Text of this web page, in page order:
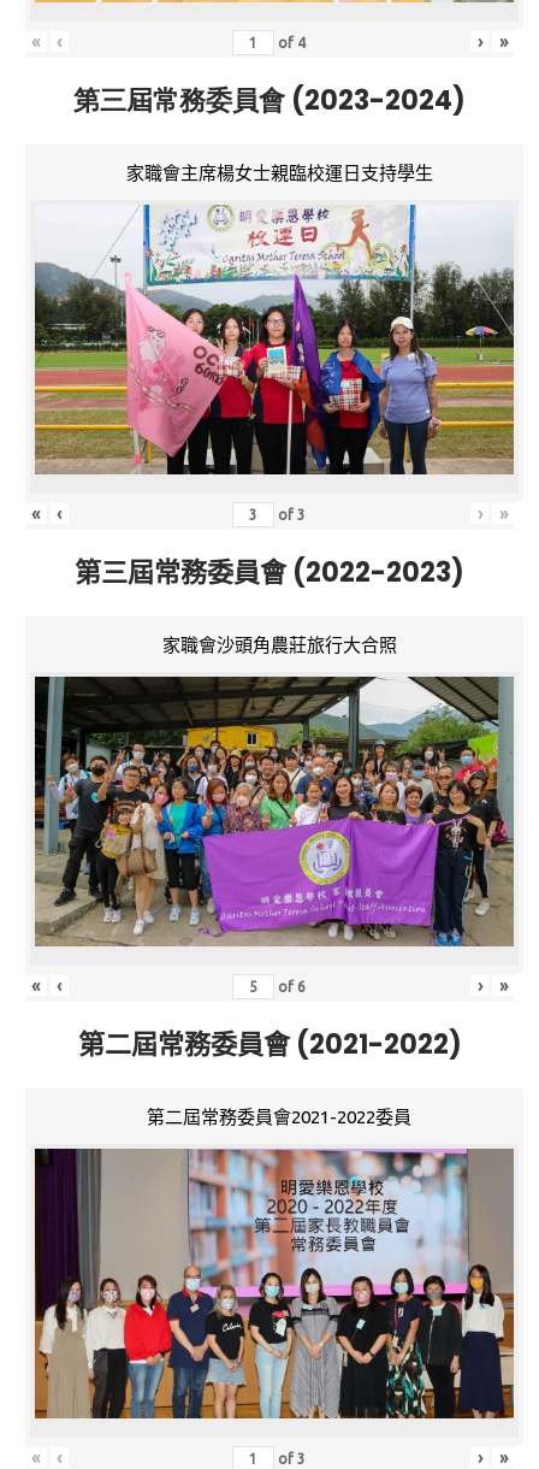
« ‹ of 4 › »
第三屆常務委員會 (2023-2024)
家職會主席楊女士親臨校運日支持學生
« ‹ of3 › »
第三屆常務委員會 (2022-2023)
家職會沙頭角農莊旅行大合照
« ‹ of 6 › »
第二屆常務委員會 (2021-2022)
第二屆常務委員會2021-2022委員
« ‹ of3 › »